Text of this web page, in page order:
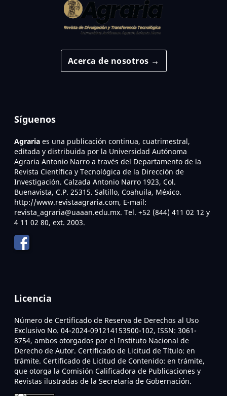
Acerca de nosotros →
Síguenos
Agraria es una publicación continua, cuatrimestral,
editada y distribuida por la Universidad Autónoma
Agraria Antonio Narro a través del Departamento de la
Revista Científica y Tecnológica de la Dirección de
Investigación. Calzada Antonio Narro 1923, Col.
Buenavista, C.P. 25315. Saltillo, Coahuila, México.
http://www.revistaagraria.com, E-mail:
revista_agraria@uaaan.edu.mx. Tel. +52 (844) 411 02 12 y
4 11 02 80, ext. 2003.
Licencia
Número de Certificado de Reserva de Derechos al Uso
Exclusivo No. 04-2024-091214153500-102, ISSN: 3061-
8754, ambos otorgados por el Instituto Nacional de
Derecho de Autor. Certificado de Licitud de Título: en
trámite. Certificado de Licitud de Contenido: en trámite,
que otorga la Comisión Calificadora de Publicaciones y
Revistas ilustradas de la Secretaría de Gobernación.